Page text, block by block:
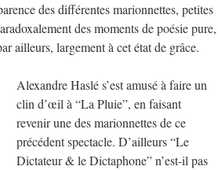
des différentes marionnettes, petites
des moments de poésie pure,
ailleurs, largement à cet état de grâce.
Alexandre Haslé s’est amusé à faire un
clin d’œil à “La Pluie”, en faisant
revenir une des marionnettes de ce
précédent spectacle. D’ailleurs “Le
Dictateur & le Dictaphone” n’est-il pas